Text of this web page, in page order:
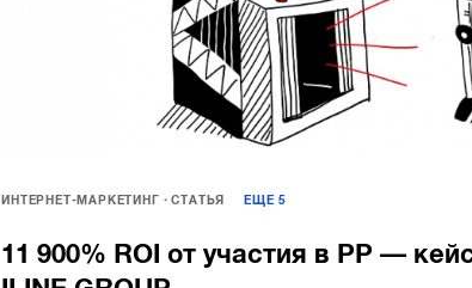
ИНТЕРНЕТ-МАРКЕТИНГ СТАТЬЯ ЕЩЕ5
11 900% ROI от участия в РР —